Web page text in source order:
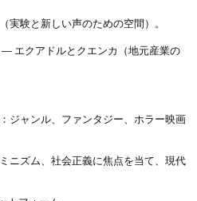
実験と新しい声のための空間）。
— エクアドルとクエンカ（地元産業の
ジャンル、ファンタジー、ホラー映画
ニズム、社会正義に焦点を当て、現代